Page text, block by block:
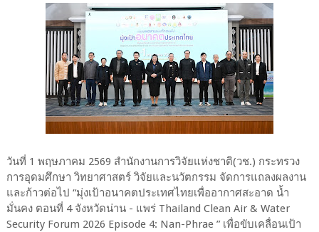
วันที่ 1 พฤษภาคม 2569 สำนักงานการวิจัยแห่งชาติ(วช.) กระทรวง
การอุดมศึกษา วิทยาศาสตร์ วิจัยและนวัตกรรม จัดการแถลงผลงาน
และก้าวต่อไป “มุ่งเป้าอนาคตประเทศไทยเพื่ออากาศสะอาด น้ำ
มั่นคง ตอนที่ 4 จังหวัดน่าน - แพร่ Thailand Clean Air & Water
Security Forum 2026 Episode 4: Nan-Phrae ” เพื่อขับเคลื่อนเป้า